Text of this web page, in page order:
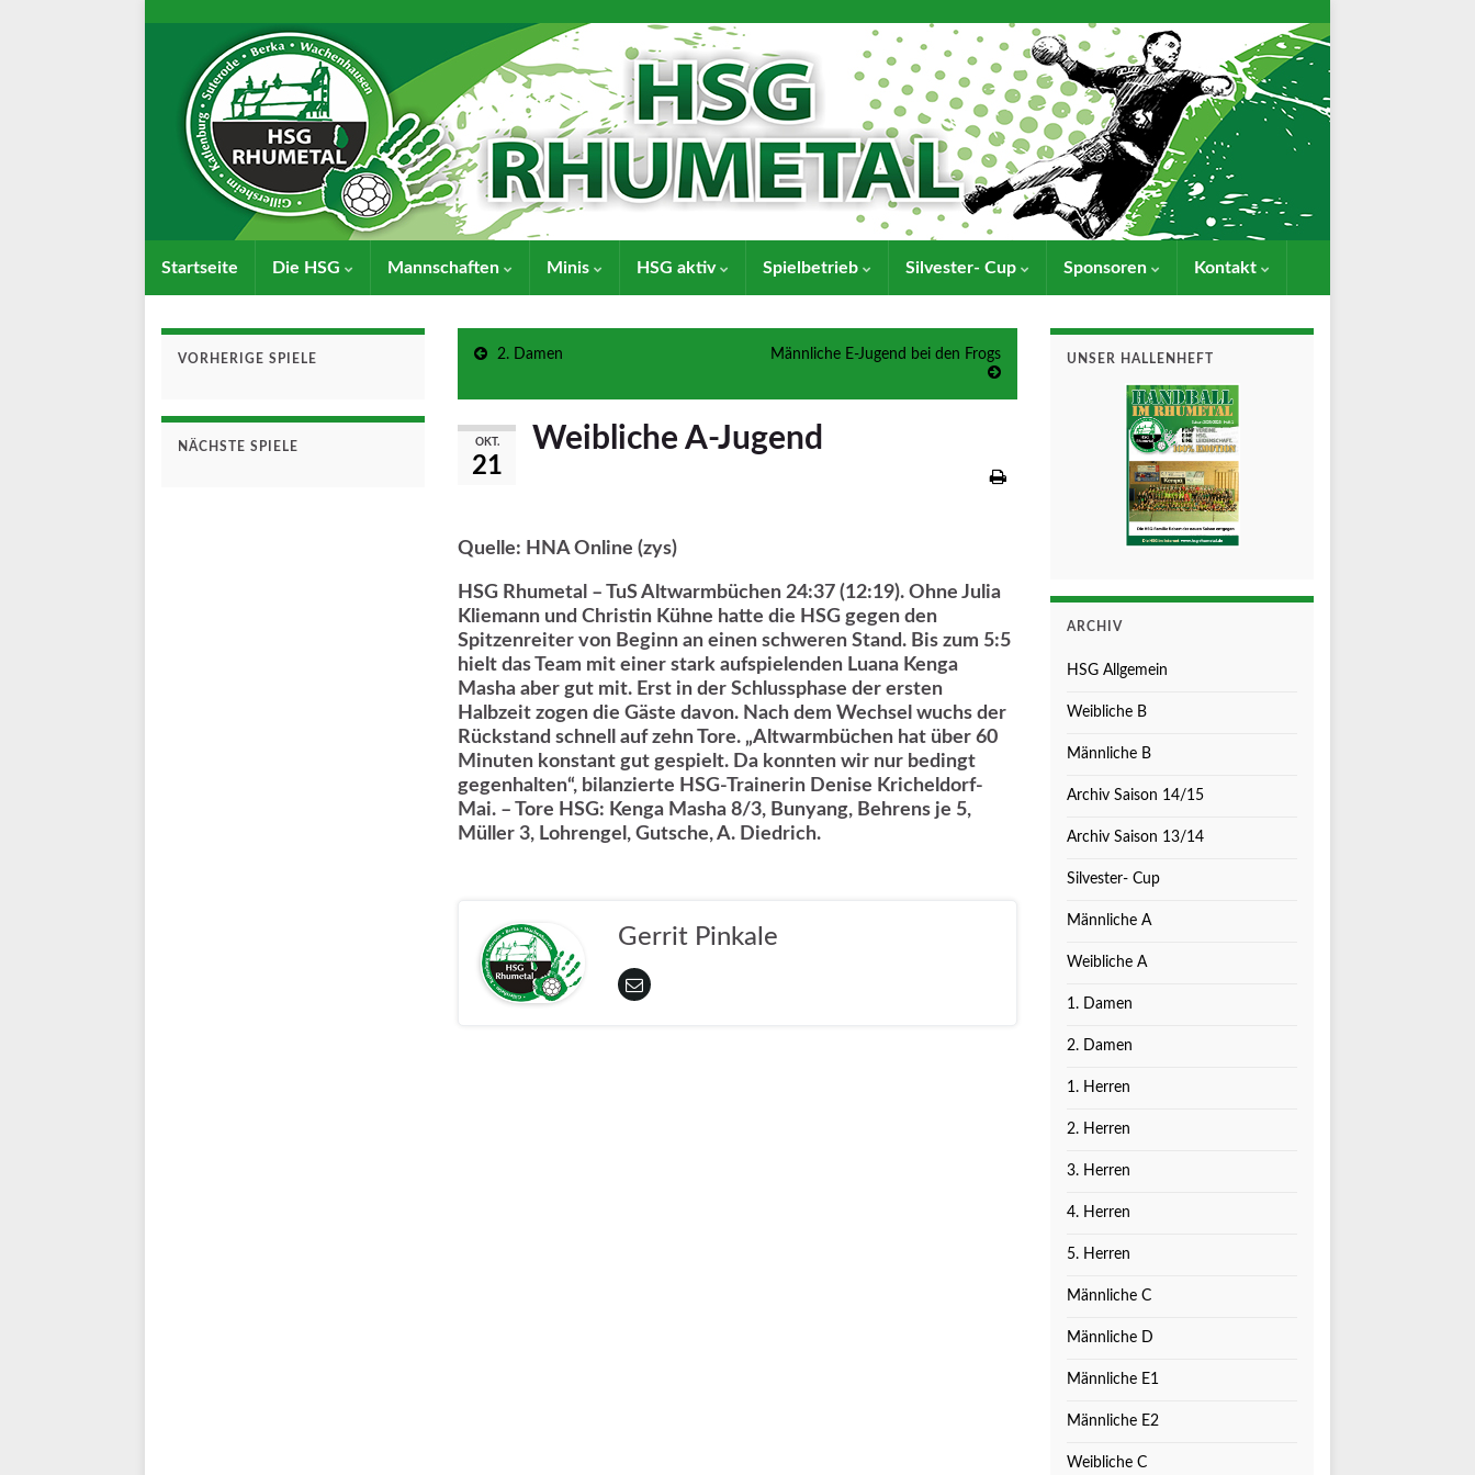
Startseite Die HSG Mannschaften Minis HSG aktiv Spielbetrieb Silvester- Cup Sponsoren Kontakt
2. Damen Männliche E-Jugend bei den Frogs
OKT.
21
Weibliche A-Jugend
Quelle: HNA Online (zys)
HSG Rhumetal – TuS Altwarmbüchen 24:37 (12:19). Ohne Julia
Kliemann und Christin Kühne hatte die HSG gegen den
Spitzenreiter von Beginn an einen schweren Stand. Bis zum 5:5
hielt das Team mit einer stark aufspielenden Luana Kenga
Masha aber gut mit. Erst in der Schlussphase der ersten
Halbzeit zogen die Gäste davon. Nach dem Wechsel wuchs der
Rückstand schnell auf zehn Tore. „Altwarmbüchen hat über 60
Minuten konstant gut gespielt. Da konnten wir nur bedingt
gegenhalten“, bilanzierte HSG-Trainerin Denise Kricheldorf-
Mai. – Tore HSG: Kenga Masha 8/3, Bunyang, Behrens je 5,
Müller 3, Lohrengel, Gutsche, A. Diedrich.
Gerrit Pinkale
VORHERIGE SPIELE
NÄCHSTE SPIELE
UNSER HALLENHEFT
ARCHIV
HSG Allgemein
Weibliche B
Männliche B
Archiv Saison 14/15
Archiv Saison 13/14
Silvester- Cup
Männliche A
Weibliche A
1. Damen
2. Damen
1. Herren
2. Herren
3. Herren
4. Herren
5. Herren
Männliche C
Männliche D
Männliche E1
Männliche E2
Weibliche C